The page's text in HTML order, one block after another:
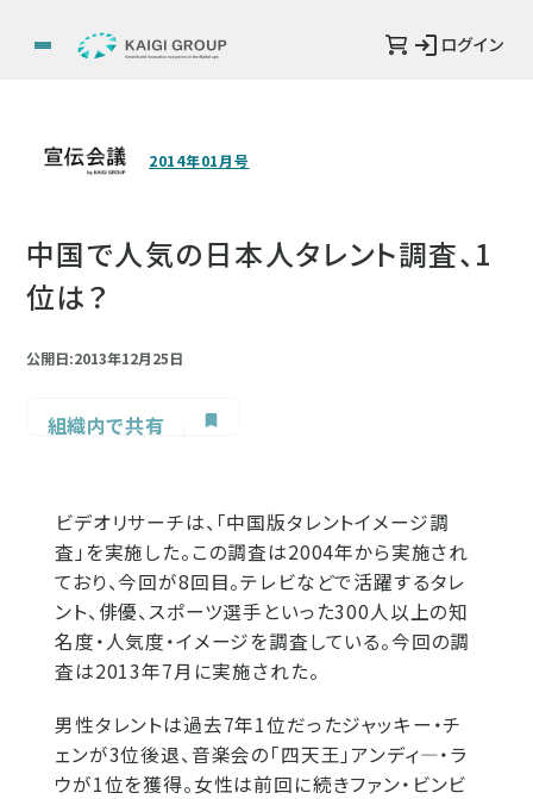
ログイン
2014年01月号
中国で人気の日本人タレント調査、1
位は？
公開日:2013年12月25日
組織内で共有
ビデオリサーチは、「中国版タレントイメージ調
査」を実施した。この調査は2004年から実施され
ており、今回が8回目。テレビなどで活躍するタレ
ント、俳優、スポーツ選手といった300人以上の知
名度・人気度・イメージを調査している。今回の調
査は2013年7月に実施された。
男性タレントは過去7年1位だったジャッキー・チ
ェンが3位後退、音楽会の「四天王」アンディ―・ラ
ウが1位を獲得。女性は前回に続きファン・ビンビ